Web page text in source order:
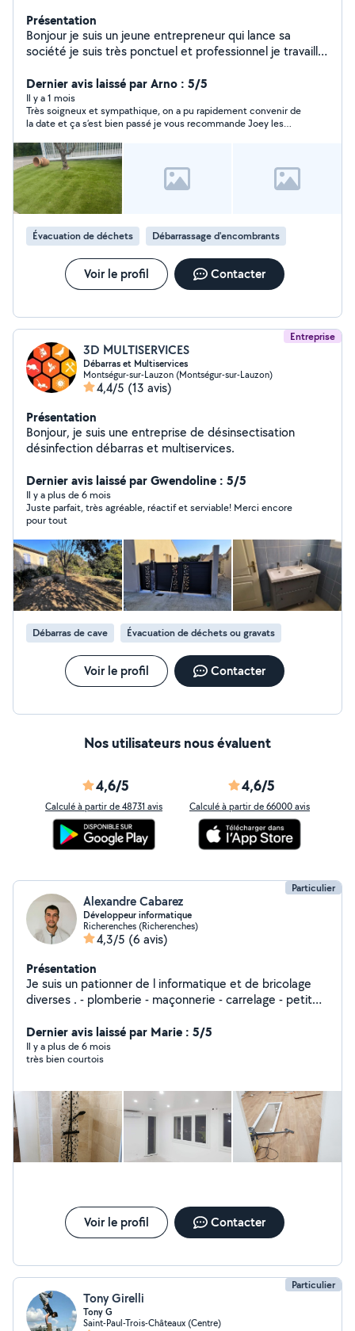
Présentation
Bonjour je suis un jeune entrepreneur qui lance sa
société je suis très ponctuel et professionnel je travaille
Dernier avis laissé par Arno : 5/5
Il y a 1 mois
Très soigneux et sympathique, on a pu rapidement convenir de
la date et ça s’est bien passé je vous recommande Joey les
Évacuation de déchets Débarrassage d'encombrants
Voir le profil Contacter
Entreprise
3D MULTISERVICES
Débarras et Multiservices
Montségur-sur-Lauzon (Montségur-sur-Lauzon)
4,4/5 (13 avis)
Présentation
Bonjour, je suis une entreprise de désinsectisation
désinfection débarras et multiservices.
Dernier avis laissé par Gwendoline : 5/5
Il y a plus de 6 mois
Juste parfait, très agréable, réactif et serviable! Merci encore
pour tout
Débarras de cave Évacuation de déchets ou gravats
Voir le profil Contacter
Nos utilisateurs nous évaluent
4,6/5
Calculé à partir de 48731 avis
4,6/5
Calculé à partir de 66000 avis
Particulier
Alexandre Cabarez
Développeur informatique
Richerenches (Richerenches)
4,3/5 (6 avis)
Présentation
Je suis un pationner de l informatique et de bricolage
diverses . - plomberie - maçonnerie - carrelage - petit
informatique
Dernier avis laissé par Marie : 5/5
Il y a plus de 6 mois
très bien courtois
Voir le profil Contacter
Particulier
Tony Girelli
Tony G
Saint-Paul-Trois-Châteaux (Centre)